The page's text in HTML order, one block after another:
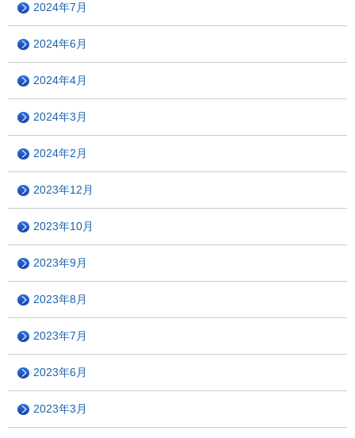
2024年7月
2024年6月
2024年4月
2024年3月
2024年2月
2023年12月
2023年10月
2023年9月
2023年8月
2023年7月
2023年6月
2023年3月